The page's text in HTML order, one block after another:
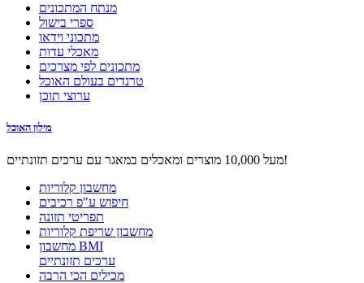
מנתח המתכונים
ספרי בישול
מתכוני וידאו
מאכלי עדות
מתכונים לפי מצרכים
טרנדים בעולם האוכל
ערוצי תוכן
מילון האוכל
מעל 10,000 מוצרים ומאכלים במאגר עם ערכים תזונתיים!
מחשבון קלוריות
חיפוש ע"פ רכיבים
תפריטי תזונה
מחשבון שריפת קלוריות
מחשבון BMI
ערכים תזונתיים
מכילים הכי הרבה